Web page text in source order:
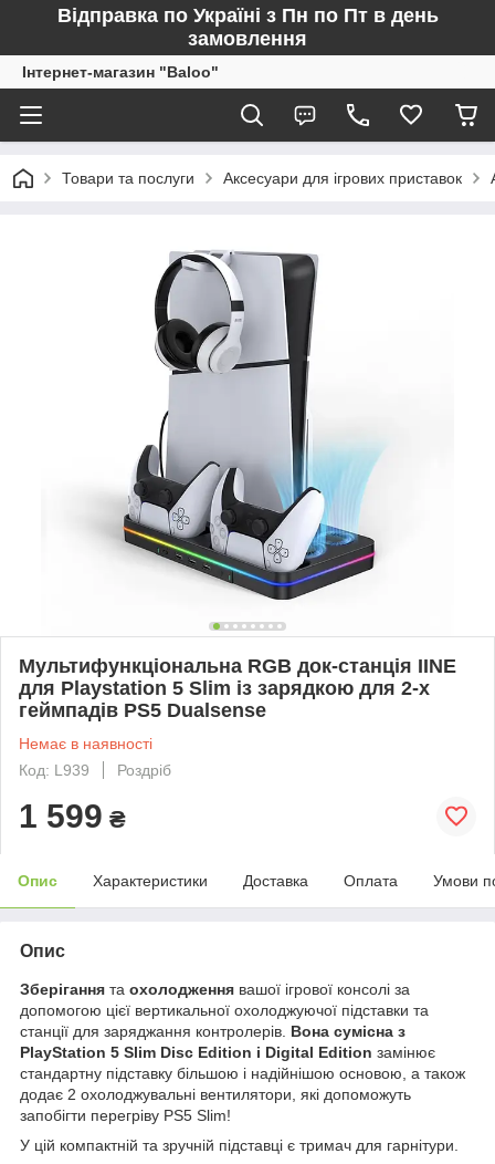
Відправка по Україні з Пн по Пт в день
замовлення
Інтернет-магазин "Baloo"
Товари та послуги Аксесуари для ігрових приставок
Мультифункціональна RGB док-станція IINE
для Playstation 5 Slim із зарядкою для 2-х
геймпадів PS5 Dualsense
Немає в наявності
Код: L939
Роздріб
1 599 ₴
Опис Характеристики Доставка Оплата Умови
Опис
Зберігання та охолодження вашої ігрової консолі за
допомогою цієї вертикальної охолоджуючої підставки та
станції для заряджання контролерів. Вона сумісна з
PlayStation 5 Slim Disc Edition і Digital Edition замінює
стандартну підставку більшою і надійнішою основою, а також
додає 2 охолоджувальні вентилятори, які допоможуть
запобігти перегріву PS5 Slim!
У цій компактній та зручній підставці є тримач для гарнітури.